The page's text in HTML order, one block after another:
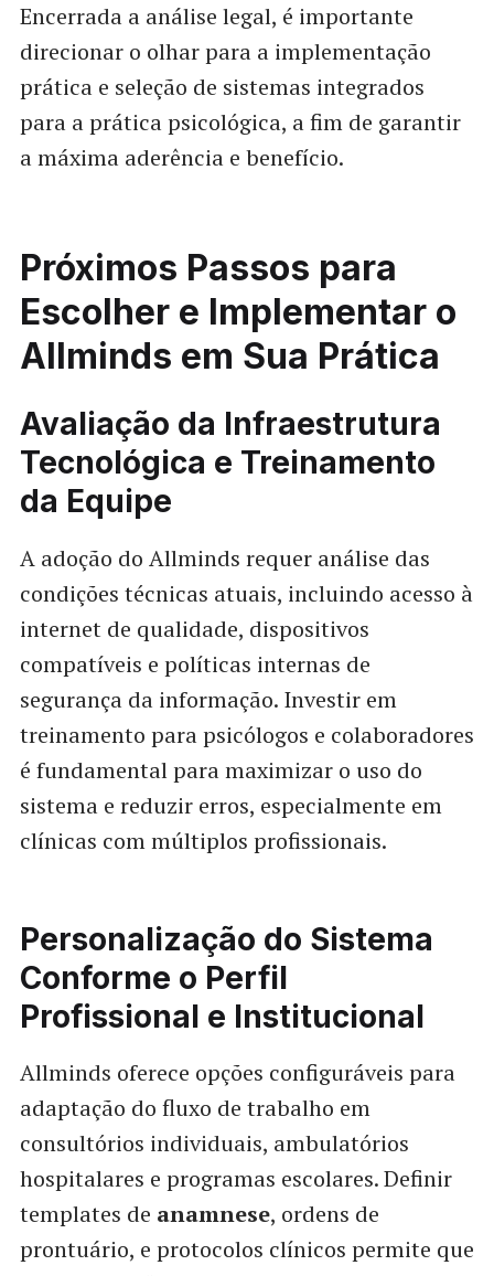
Encerrada a análise legal, é importante
direcionar o olhar para a implementação
prática e seleção de sistemas integrados
para a prática psicológica, a fim de garantir
a máxima aderência e benefício.
Próximos Passos para
Escolher e Implementar o
Allminds em Sua Prática
Avaliação da Infraestrutura
Tecnológica e Treinamento
da Equipe
A adoção do Allminds requer análise das
condições técnicas atuais, incluindo acesso à
internet de qualidade, dispositivos
compatíveis e políticas internas de
segurança da informação. Investir em
treinamento para psicólogos e colaboradores
é fundamental para maximizar o uso do
sistema e reduzir erros, especialmente em
clínicas com múltiplos profissionais.
Personalização do Sistema
Conforme o Perfil
Profissional e Institucional
Allminds oferece opções configuráveis para
adaptação do fluxo de trabalho em
consultórios individuais, ambulatórios
hospitalares e programas escolares. Definir
templates de anamnese, ordens de
prontuário, e protocolos clínicos permite que